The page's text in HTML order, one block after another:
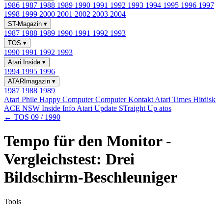
1986 1987 1988 1989 1990 1991 1992 1993 1994 1995 1996 1997
1998 1999 2000 2001 2002 2003 2004
ST-Magazin ▾
1987 1988 1989 1990 1991 1992 1993
TOS ▾
1990 1991 1992 1993
Atari Inside ▾
1994 1995 1996
ATARImagazin ▾
1987 1988 1989
Atari Phile Happy ComputerComputer Kontakt Atari Times Hitdisk
ACE NSW Inside Info Atari Update STraight Up atos
← TOS 09 / 1990
Tempo für den Monitor -
Vergleichstest: Drei
Bildschirm-Beschleuniger
Tools